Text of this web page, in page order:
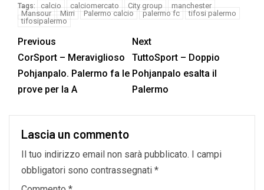
Tags: calcio calciomercato City group
manchester
Mansour
Mirri Palermo calcio palermo fc
tifosi palermo
tifosipalermo
Previous
CorSport – Meraviglioso
Pohjanpalo. Palermo fa le
prove per la A
Next
TuttoSport – Doppio
Pohjanpalo esalta il
Palermo
Lascia un commento
Il tuo indirizzo email non sarà pubblicato. I campi
obbligatori sono contrassegnati *